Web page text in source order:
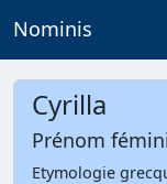
Nominis
Cyrilla
Prénom
Etymologie